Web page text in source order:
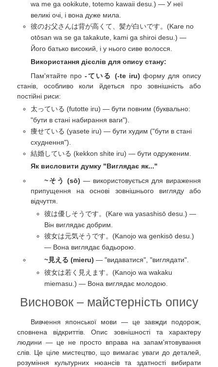
wa me ga ookikute, totemo kawaii desu.) — У неї
великі очі, і вона дуже мила.
彼のお父さんは背が高くて、髪が白いです。(Kare no
otōsan wa se ga takakute, kami ga shiroi desu.) —
Його батько високий, і у нього сиве волосся.
Використання дієслів для опису стану:
Пам'ятайте про-ている (-te iru) форму для опису
станів, особливо коли йдеться про зовнішність або
постійні риси:
太っている (futotte iru) — бути повним (буквально:
"бути в стані набирання ваги").
痩せている (yasete iru) — бути худим ("бути в стані
схуднення").
結婚している (kekkon shite iru) — бути одруженим.
Як висловити думку "Виглядає як..."
~そう (sō) — використовується для вираження
припущення на основі зовнішнього вигляду або
відчуття.
彼は優しそうです。(Kare wa yasashisō desu.) —
Він виглядає добрим.
彼女は元気そうです。(Kanojo wa genkisō desu.)
— Вона виглядає бадьорою.
~見える (mieru) — "видаватися", "виглядати".
彼女は若く見えます。(Kanojo wa wakaku
miemasu.) — Вона виглядає молодою.
Висновок – майстерність опису
Вивчення японської мови — це завжди подорож,
сповнена відкриттів. Опис зовнішності та характеру
людини — це не просто вправа на запам'ятовування
слів. Це ціле мистецтво, що вимагає уваги до деталей,
розуміння культурних нюансів та здатності вибирати